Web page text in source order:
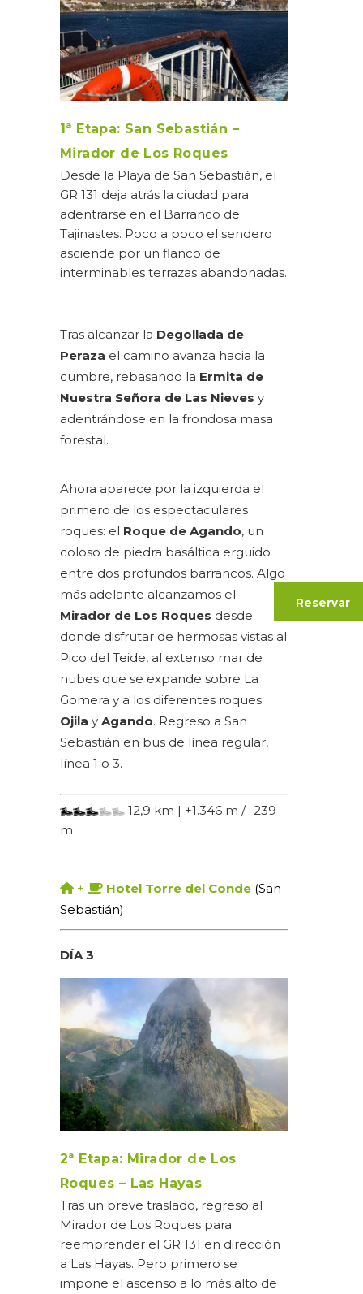
Reservar
1ª Etapa: San Sebastián –
Mirador de Los Roques
Desde la Playa de San Sebastián, el
GR 131 deja atrás la ciudad para
adentrarse en el Barranco de
Tajinastes. Poco a poco el sendero
asciende por un flanco de
interminables terrazas abandonadas.
Tras alcanzar la Degollada de
Peraza el camino avanza hacia la
cumbre, rebasando la Ermita de
Nuestra Señora de Las Nieves y
adentrándose en la frondosa masa
forestal.
Ahora aparece por la izquierda el
primero de los espectaculares
roques: el Roque de Agando, un
coloso de piedra basáltica erguido
entre dos profundos barrancos. Algo
más adelante alcanzamos el
Mirador de Los Roques desde
donde disfrutar de hermosas vistas al
Pico del Teide, al extenso mar de
nubes que se expande sobre La
Gomera y a los diferentes roques:
Ojila y Agando. Regreso a San
Sebastián en bus de línea regular,
línea 1 o 3.
12,9 km | +1.346 m / -239
m
+ Hotel Torre del Conde (San
Sebastián)
DÍA 3
2ª Etapa: Mirador de Los
Roques – Las Hayas
Tras un breve traslado, regreso al
Mirador de Los Roques para
reemprender el GR 131 en dirección
a Las Hayas. Pero primero se
impone el ascenso a lo más alto de